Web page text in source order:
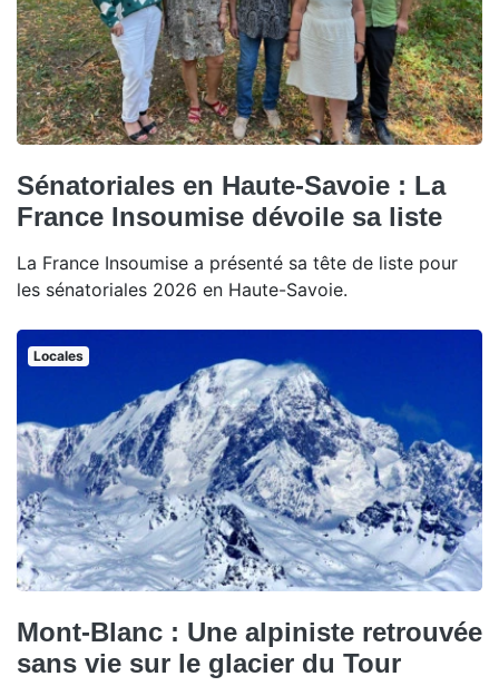
Sénatoriales en Haute-Savoie : La
France Insoumise dévoile sa liste
La France Insoumise a présenté sa tête de liste pour
les sénatoriales 2026 en Haute-Savoie.
Locales
Mont-Blanc : Une alpiniste retrouvée
sans vie sur le glacier du Tour